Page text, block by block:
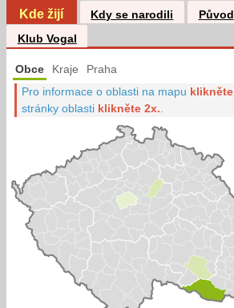
Kde žijí Kdy se narodili Původ
Klub Vogal
Obce Kraje Praha
Pro informace o oblasti na mapu klikněte
stránky oblasti klikněte 2x.